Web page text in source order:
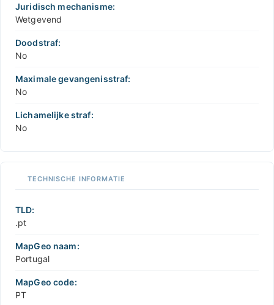
Juridisch mechanisme:
Wetgevend
Doodstraf:
No
Maximale gevangenisstraf:
No
Lichamelijke straf:
No
TECHNISCHE INFORMATIE
TLD:
.pt
MapGeo naam:
Portugal
MapGeo code:
PT